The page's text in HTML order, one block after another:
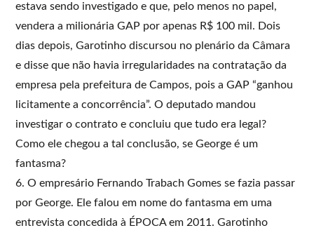
estava sendo investigado e que, pelo menos no papel,
vendera a milionária GAP por apenas R$ 100 mil. Dois
dias depois, Garotinho discursou no plenário da Câmara
e disse que não havia irregularidades na contratação da
empresa pela prefeitura de Campos, pois a GAP “ganhou
licitamente a concorrência”. O deputado mandou
investigar o contrato e concluiu que tudo era legal?
Como ele chegou a tal conclusão, se George é um
fantasma?
6. O empresário Fernando Trabach Gomes se fazia passar
por George. Ele falou em nome do fantasma em uma
entrevista concedida à ÉPOCA em 2011. Garotinho